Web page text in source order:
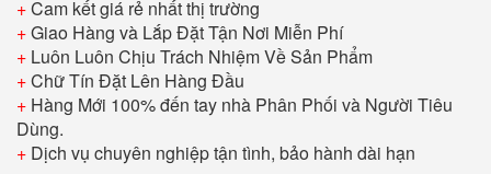
+Cam kết giá rẻ nhất thị trường
+Giao Hàng và Lắp Đặt Tận Nơi Miễn Phí
+ Luôn Luôn Chịu Trách Nhiệm Về Sản Phẩm
+Chữ Tín Đặt Lên Hàng Đầu
+ Hàng Mới 100% đến tay nhà Phân Phối và Người Tiêu
Dùng.
+ Dịch vụ chuyên nghiệp tận tình, bảo hành dài hạn